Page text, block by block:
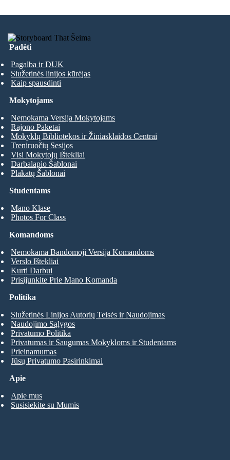
Padėti
Pagalba ir DUK
Siužetinės linijos kūrėjas
Kaip spausdinti
Studentams
Mano Klase
Photos For Class
Mokytojams
Nemokama Versija Mokytojams
Rajono Paketai
Mokyklų Bibliotekos ir Žiniasklaidos Centrai
Treniruočių Sesijos
Visi Mokytojų Ištekliai
Darbalapio Šablonai
Plakatų Šablonai
Komandoms
Nemokama Bandomoji Versija Komandoms
Verslo Ištekliai
Kurti Darbui
Prisijunkite Prie Mano Komanda
Apie
Apie mus
Susisiekite su Mumis
Politika
Siužetinės Linijos Autorių Teisės ir Naudojimas
Naudojimo Sąlygos
Privatumo Politika
Privatumas ir Saugumas Mokykloms ir Studentams
Prieinamumas
Jūsų Privatumo Pasirinkimai